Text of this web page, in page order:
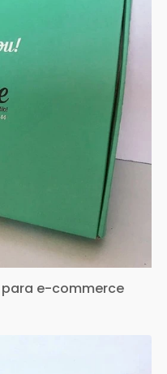
e-commerce